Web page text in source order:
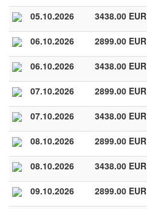
05.10.2026 3438.00 EUR
06.10.2026 2899.00 EUR
06.10.2026 3438.00 EUR
07.10.2026 2899.00 EUR
07.10.2026 3438.00 EUR
08.10.2026 2899.00 EUR
08.10.2026 3438.00 EUR
09.10.2026 2899.00 EUR